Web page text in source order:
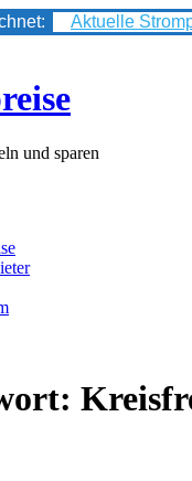
Aktuelle
und sparen